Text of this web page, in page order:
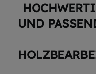
UND